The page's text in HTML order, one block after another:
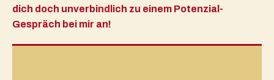
dich doch unverbindlich zu einem Potenzial-
Gespräch bei mir an!